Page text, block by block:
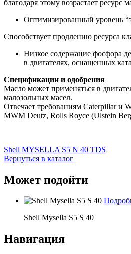
благодаря этому возрастает ресурс
Оптимизированный уровень
Способствует продлению ресурса
Низкое содержание фосфора
в двигателях, оснащенных
Спецификации и одобрения
Масло может применяться в
малозольных масел.
Отвечает требованиям Caterpillar и
MWM Deutz, Rolls Royce (Ulstein
Shell MYSELLA S5 N 40 TDS
Вернуться в каталог
Может подойти
Shell Mysella S5 S 40
Навигация